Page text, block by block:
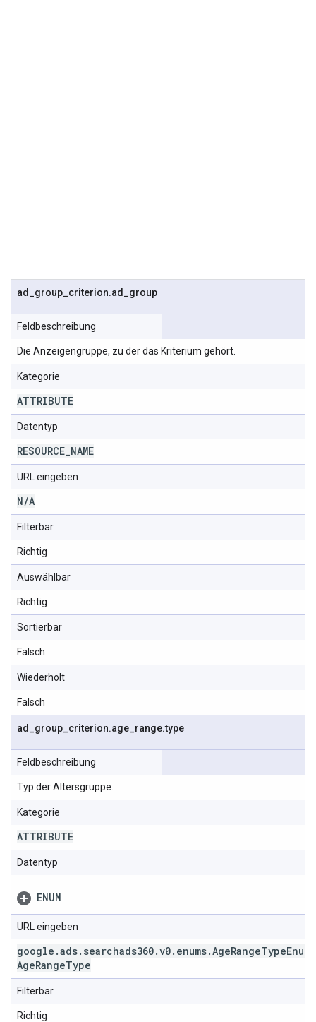
ad group criterion.ad group
Feldbeschreibung
Die Anzeigengruppe, zu der das Kriterium gehört.
Kategorie
ATTRIBUTE
Datentyp
RESOURCE NAME
URL eingeben
N/A
Filterbar
Richtig
Auswählbar
Richtig
Sortierbar
Falsch
Wiederholt
Falsch
ad group criterion.age range.type
Feldbeschreibung
Typ der Altersgruppe.
Kategorie
ATTRIBUTE
Datentyp
ENUM
URL eingeben
google .ads. searchads360.v0. enums.AgeRangeTypeEnum
AgeRangeType
Filterbar
Richtig